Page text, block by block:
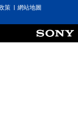
策 網站地圖